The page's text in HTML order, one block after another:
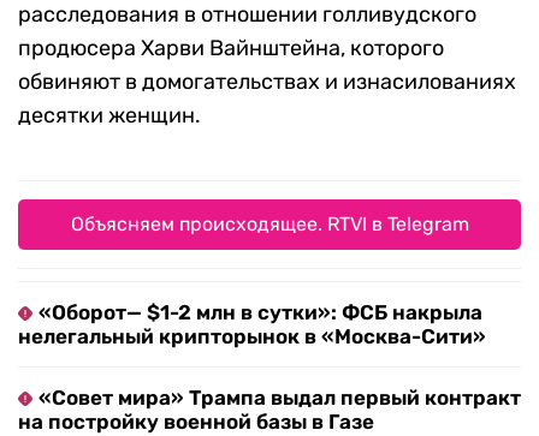
расследования в отношении голливудского
продюсера Харви Вайнштейна, которого
обвиняют в домогательствах и изнасилованиях
десятки женщин.
Объясняем происходящее. RTVI в Telegram
«Оборот— $1-2 млн в сутки»: ФСБ накрыла
нелегальный крипторынок в «Москва-Сити»
«Совет мира» Трампа выдал первый контракт
на постройку военной базы в Газе